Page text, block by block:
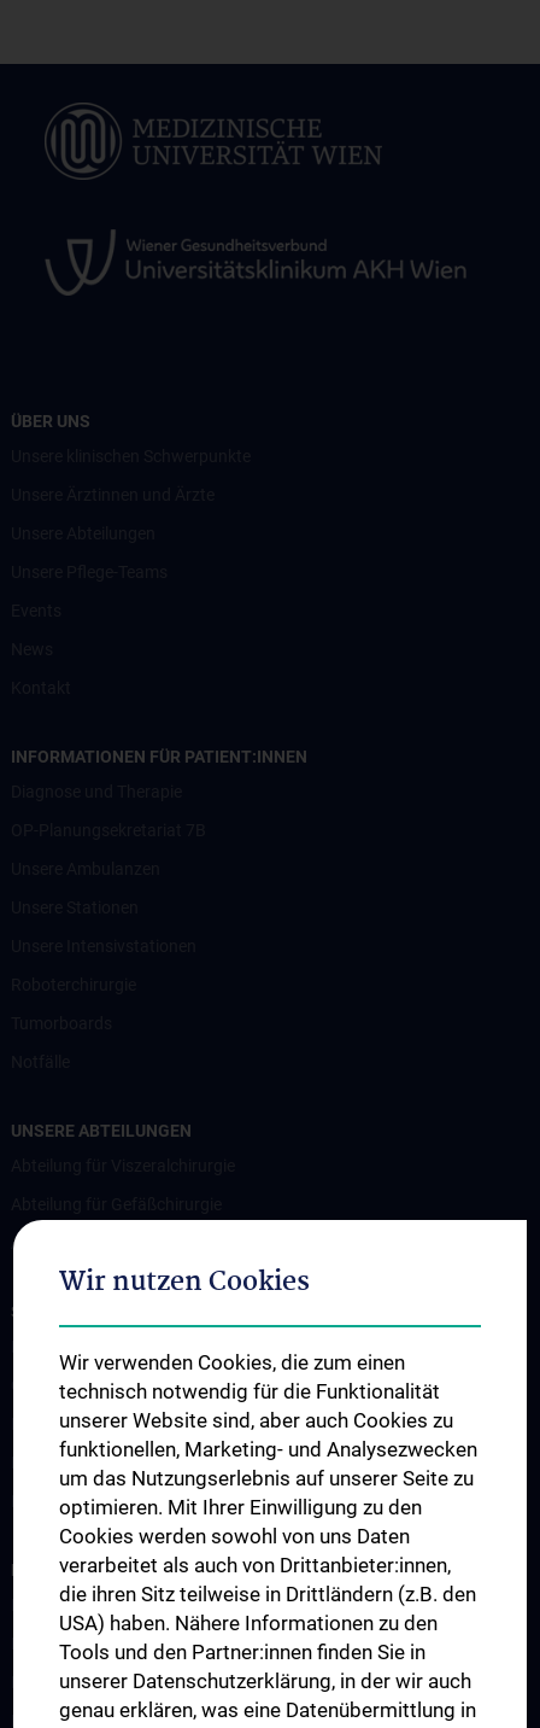
ÜBER UNS
INFORMATIONEN FÜR PATIENT:INNEN
UNSERE ABTEILUNGEN
Abteilung für Transplantation
STUDIUM, AUS- UND WEITERBILDUNG
Chirurgische Lehre im Humanmedizinstudium N202
Klinisch-Praktisches Jahr (KPJ)
Famulatur
Fellows & Observer
FORSCHUNG
Forschung Viszeralchirurgie
Forschung Gefäßchirurgie
Forschung Transplantation
Preise und Auszeichnungen
Wir nutzen Cookies
Wir verwenden Cookies, die zum einen
technisch notwendig für die Funktionalität
unserer Website sind, aber auch Cookies zu
funktionellen, Marketing- und Analysezwecken
um das Nutzungserlebnis auf unserer Seite zu
optimieren. Mit Ihrer Einwilligung zu den
Cookies werden sowohl von uns Daten
verarbeitet als auch von Drittanbieter:innen,
die ihren Sitz teilweise in Drittländern (z.B. den
USA) haben. Nähere Informationen zu den
Tools und den Partner:innen finden Sie in
unserer Datenschutzerklärung, in der wir auch
genau erklären, was eine Datenübermittlung in